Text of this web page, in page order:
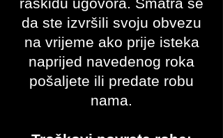
da ste izvršili svoju obvezu
na vrijeme ako prije isteka
naprijed navedenog roka
pošaljete ili predate robu
nama.